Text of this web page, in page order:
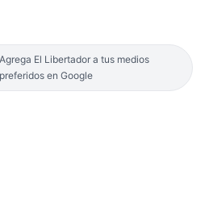
Agrega El Libertador a tus medios
preferidos en Google